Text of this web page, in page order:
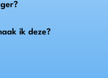
ik deze?